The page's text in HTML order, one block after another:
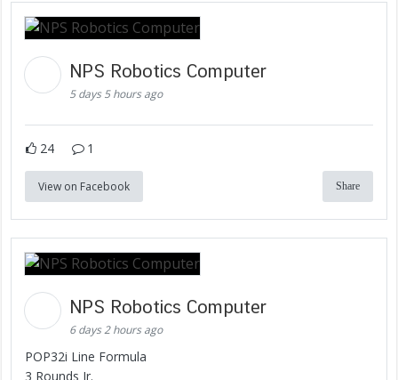
NPS Robotics Computer
5 days 5 hours ago
24 1
View on Facebook Share
NPS Robotics Computer
6 days 2 hours ago
POP32i Line Formula
3 Rounds Jr.